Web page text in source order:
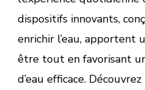
dispositifs innovants,
enrichir l’eau, apportent
être tout en favorisant
d’eau efficace.